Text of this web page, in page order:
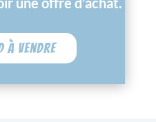
à vendre